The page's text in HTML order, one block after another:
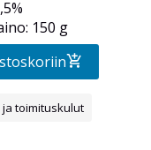
150 g
toimituskulut